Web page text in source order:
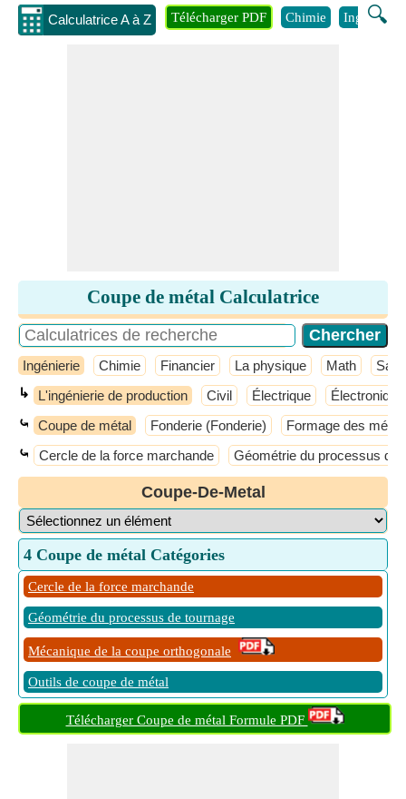
Calculatrice A à Z 🔍
Télécharger PDF Chimie Ingénierie
Coupe de métal Calculatrice
Ingénierie Chimie Financier La physique Math
↳ L'ingénierie de production Civil Électrique Électronique
⤿ Coupe de métal Fonderie (Fonderie) Formage des
⤿ Cercle de la force marchande Géométrie du processus de
Coupe-De-Metal
4 Coupe de métal Catégories
Cercle de la force marchande
Géométrie du processus de tournage
Mécanique de la coupe orthogonale
Outils de coupe de métal
Télécharger Coupe de métal Formule PDF